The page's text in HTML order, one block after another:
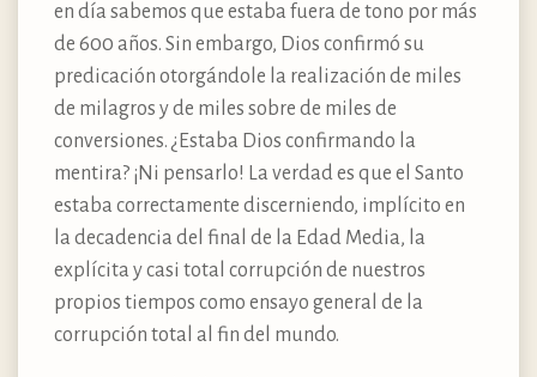
en día sabemos que estaba fuera de tono por más
de 600 años. Sin embargo, Dios confirmó su
predicación otorgándole la realización de miles
de milagros y de miles sobre de miles de
conversiones. ¿Estaba Dios confirmando la
mentira? ¡Ni pensarlo! La verdad es que el Santo
estaba correctamente discerniendo, implícito en
la decadencia del final de la Edad Media, la
explícita y casi total corrupción de nuestros
propios tiempos como ensayo general de la
corrupción total al fin del mundo.